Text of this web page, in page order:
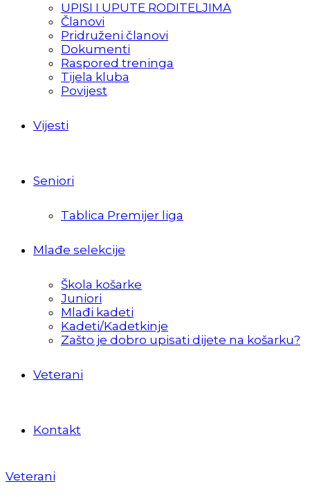
UPISI I UPUTE RODITELJIMA
Članovi
Pridruženi članovi
Dokumenti
Raspored treninga
Tijela kluba
Povijest
Vijesti
Seniori
Tablica Premijer liga
Mlađe selekcije
Škola košarke
Juniori
Mlađi kadeti
Kadeti/Kadetkinje
Zašto je dobro upisati dijete na košarku?
Veterani
Kontakt
Veterani